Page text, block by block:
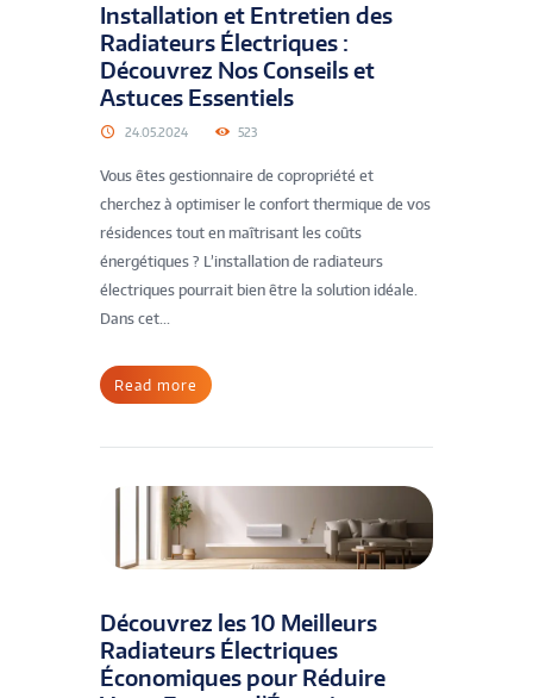
Installation et Entretien des
Radiateurs Électriques :
Découvrez Nos Conseils et
Astuces Essentiels
24.05.2024 523
Vous êtes gestionnaire de copropriété et
cherchez à optimiser le confort thermique de vos
résidences tout en maîtrisant les coûts
énergétiques ? L’installation de radiateurs
électriques pourrait bien être la solution idéale.
Dans cet...
Read more
Découvrez les 10 Meilleurs
Radiateurs Électriques
Économiques pour Réduire